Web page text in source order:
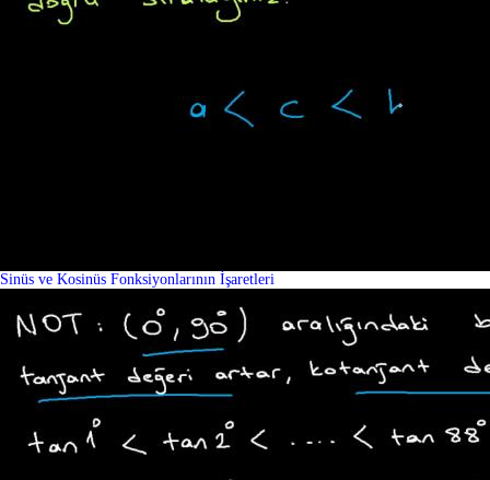
Sinüs ve Kosinüs Fonksiyonlarının İşaretleri